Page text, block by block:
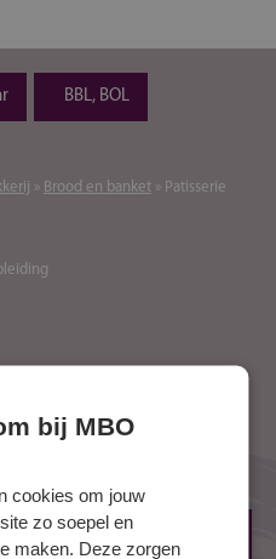
BBL, BOL
» Brood en banket » Patisserie
bij MBO
cookies om jouw
zo soepel en
maken. Deze zorgen